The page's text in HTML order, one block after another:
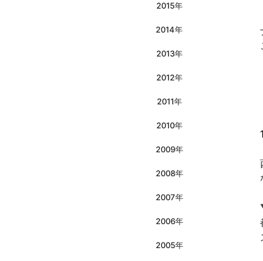
2015年
2014年
2013年
2012年
2011年
2010年
2009年
2008年
2007年
2006年
2005年